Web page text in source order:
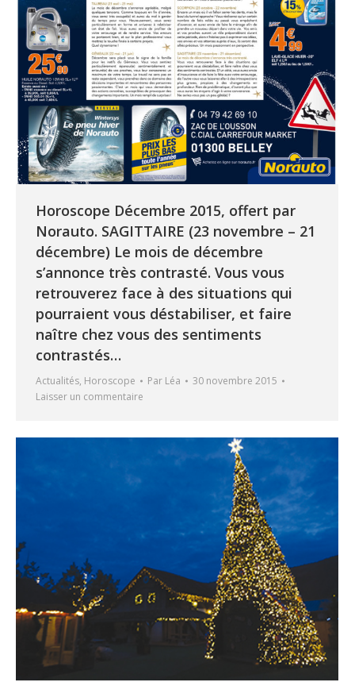
Horoscope Décembre 2015, offert par
Norauto. SAGITTAIRE (23 novembre – 21
décembre) Le mois de décembre
s’annonce très contrasté. Vous vous
retrouverez face à des situations qui
pourraient vous déstabiliser, et faire
naître chez vous des sentiments
contrastés…
Actualités, Horoscope Par Léa
30 novembre 2015
Laisser un commentaire